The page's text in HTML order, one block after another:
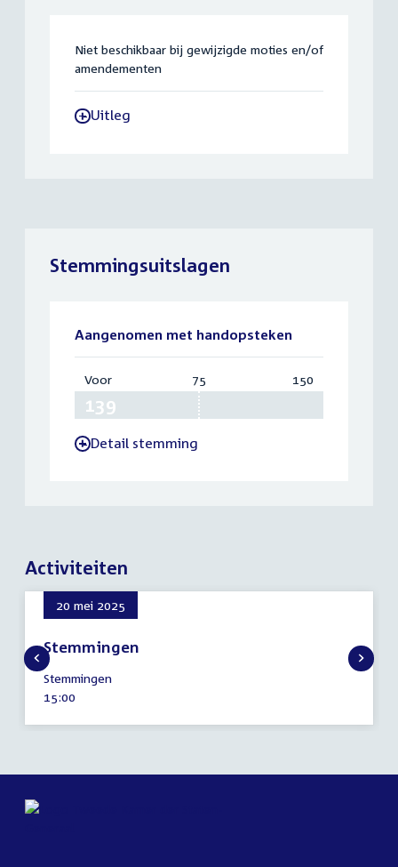
Niet beschikbaar bij gewijzigde moties en/of
amendementen
-Uitleg
Stemmingsuitslagen
Aangenomen met handopsteken
Voor:
139
75 150
-Detail stemming
Activiteiten
20 mei 2025
Stemmingen
20
mei
2025
Stemmingen
Tijd
15:00